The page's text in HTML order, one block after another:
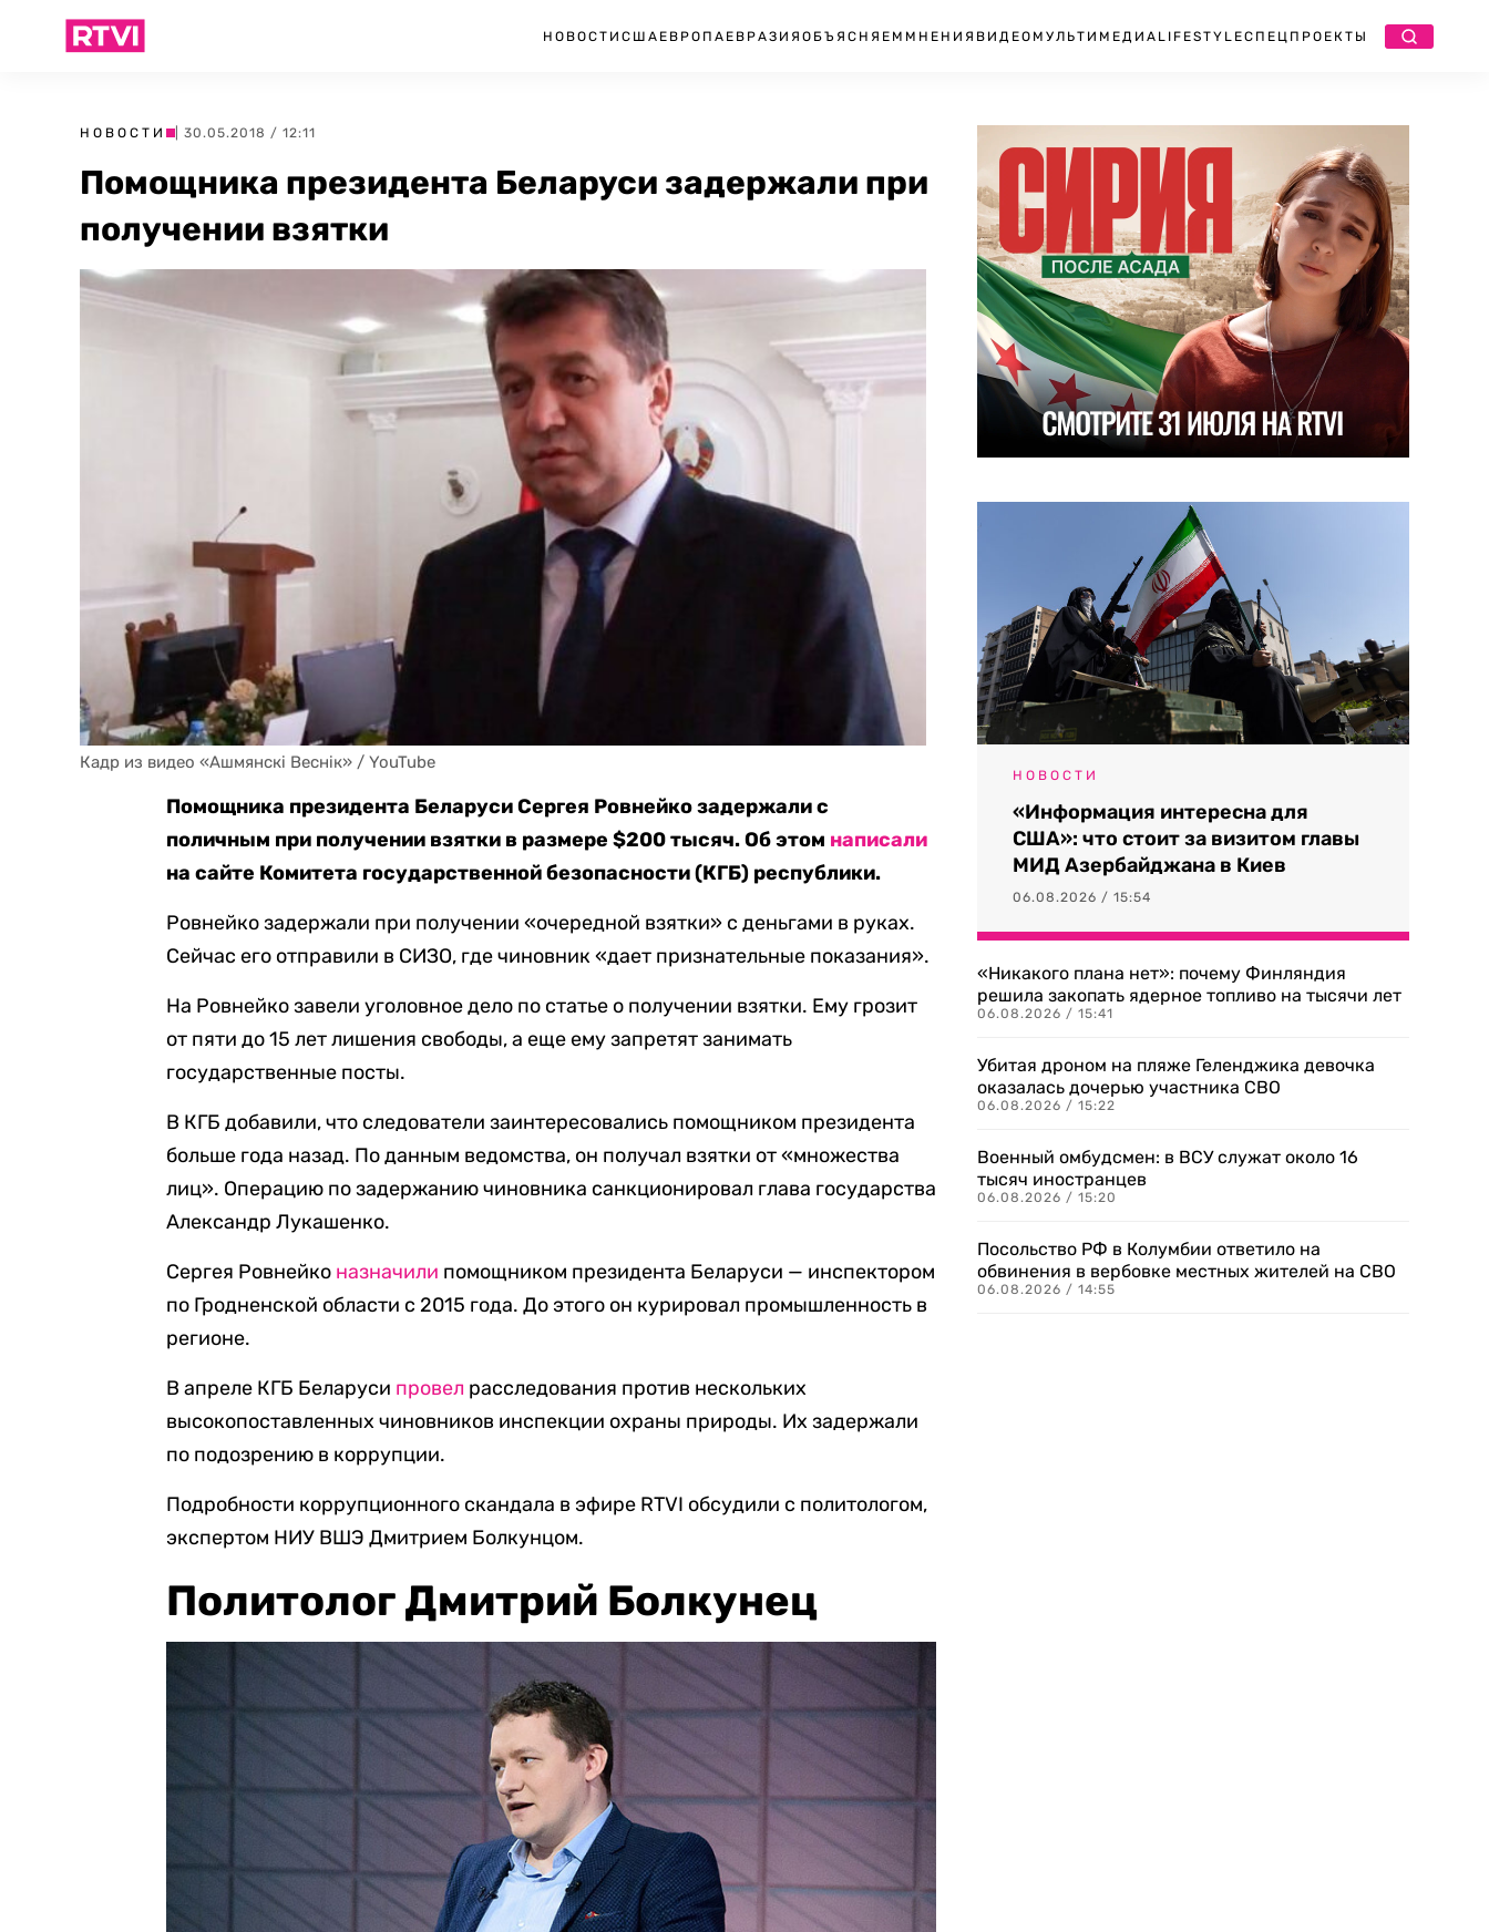
НОВОСТИ США ЕВРОПА ЕВРАЗИЯ ОБЪЯСНЯЕМ МНЕНИЯ ВИДЕО МУЛЬТИМЕДИА LIFESTYLEСПЕЦПРОЕКТЫ
НОВОСТИ | 30.05.2018 / 12:11
Помощника президента Беларуси задержали при
получении взятки
Кадр из видео «Ашмянскі Веснік» / YouTube
Помощника президента Беларуси Сергея Ровнейко задержали с
поличным при получении взятки в размере $200 тысяч. Об этом написали
на сайте Комитета государственной безопасности (КГБ) республики.
Ровнейко задержали при получении «очередной взятки» с деньгами в руках.
Сейчас его отправили в СИЗО, где чиновник «дает признательные показания».
На Ровнейко завели уголовное дело по статье о получении взятки. Ему грозит
от пяти до 15 лет лишения свободы, а еще ему запретят занимать
государственные посты.
В КГБ добавили, что следователи заинтересовались помощником президента
больше года назад. По данным ведомства, он получал взятки от «множества
лиц». Операцию по задержанию чиновника санкционировал глава государства
Александр Лукашенко.
Сергея Ровнейко назначили помощником президента Беларуси — инспектором
по Гродненской области с 2015 года. До этого он курировал промышленность в
регионе.
В апреле КГБ Беларуси провел расследования против нескольких
высокопоставленных чиновников инспекции охраны природы. Их задержали
по подозрению в коррупции.
Подробности коррупционного скандала в эфире RTVI обсудили с политологом,
экспертом НИУ ВШЭ Дмитрием Болкунцом.
Политолог Дмитрий Болкунец
НОВОСТИ
«Информация интересна для
США»: что стоит за визитом главы
МИД Азербайджана в Киев
06.08.2026 / 15:54
«Никакого плана нет»: почему Финляндия
решила закопать ядерное топливо на тысячи лет
06.08.2026 / 15:41
Убитая дроном на пляже Геленджика девочка
оказалась дочерью участника СВО
06.08.2026 / 15:22
Военный омбудсмен: в ВСУ служат около 16
тысяч иностранцев
06.08.2026 / 15:20
Посольство РФ в Колумбии ответило на
обвинения в вербовке местных жителей на СВО
06.08.2026 / 14:55